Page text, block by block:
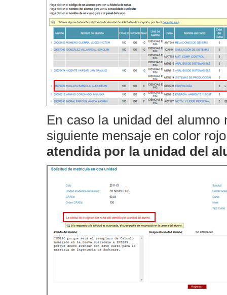
En caso la unidad del
siguiente mensaje en color
atendida por la unidad del